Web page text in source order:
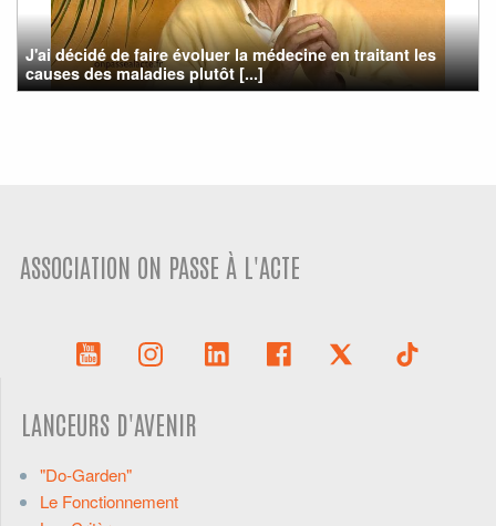
J'ai décidé de faire évoluer la médecine en traitant les
causes des maladies plutôt [...]
ASSOCIATION ON PASSE À L'ACTE
LANCEURS D'AVENIR
"Do-Garden"
Le Fonctionnement